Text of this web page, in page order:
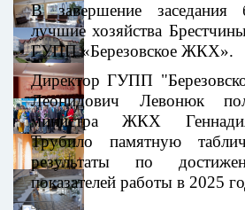
В завершение заседания
лучшие хозяйства
ГУПП «Березовское ЖКХ».
Директор ГУПП
Леонидович Левонюк
министра ЖКХ
Трубило памятную
результаты по
показателей работы в 2025